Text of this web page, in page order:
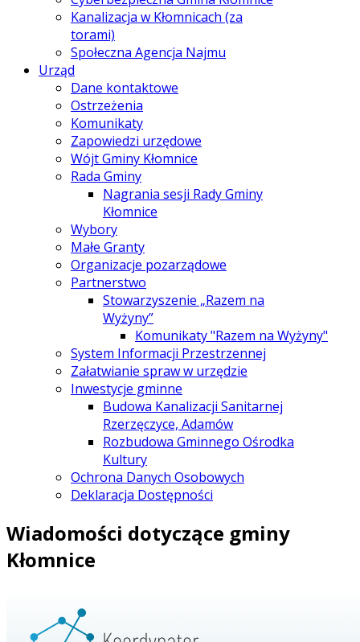
Kanalizacja w Kłomnicach (za
torami)
Społeczna Agencja Najmu
Urząd
Dane kontaktowe
Ostrzeżenia
Komunikaty
Zapowiedzi urzędowe
Wójt Gminy Kłomnice
Rada Gminy
Nagrania sesji Rady Gminy
Kłomnice
Wybory
Małe Granty
Organizacje pozarządowe
Partnerstwo
Stowarzyszenie „Razem na
Wyżyny”
Komunikaty "Razem na Wyżyny"
System Informacji Przestrzennej
Załatwianie spraw w urzędzie
Inwestycje gminne
Budowa Kanalizacji Sanitarnej
Rzerzęczyce, Adamów
Rozbudowa Gminnego Ośrodka
Kultury
Ochrona Danych Osobowych
Deklaracja Dostępności
Wiadomości dotyczące gminy
Kłomnice